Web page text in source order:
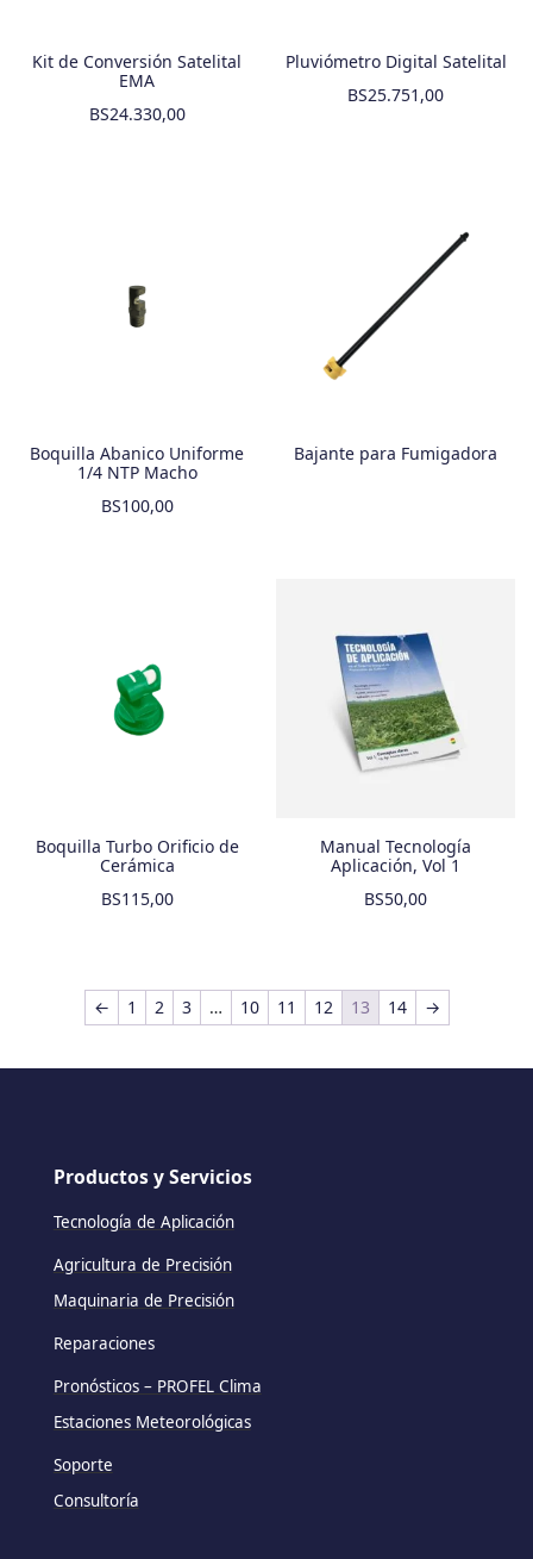
Kit de Conversión Satelital
EMA
BS24.330,00
Pluviómetro Digital Satelital
BS25.751,00
Boquilla Abanico Uniforme
1/4 NTP Macho
BS100,00
Bajante para Fumigadora
Boquilla Turbo Orificio de
Cerámica
BS115,00
Manual Tecnología
Aplicación, Vol 1
BS50,00
← 1 2 3 … 10 11 12 13 14 →
Productos y Servicios
Tecnología de Aplicación
Agricultura de Precisión
Maquinaria de Precisión
Reparaciones
Pronósticos – PROFEL Clima
Estaciones Meteorológicas
Soporte
Consultoría